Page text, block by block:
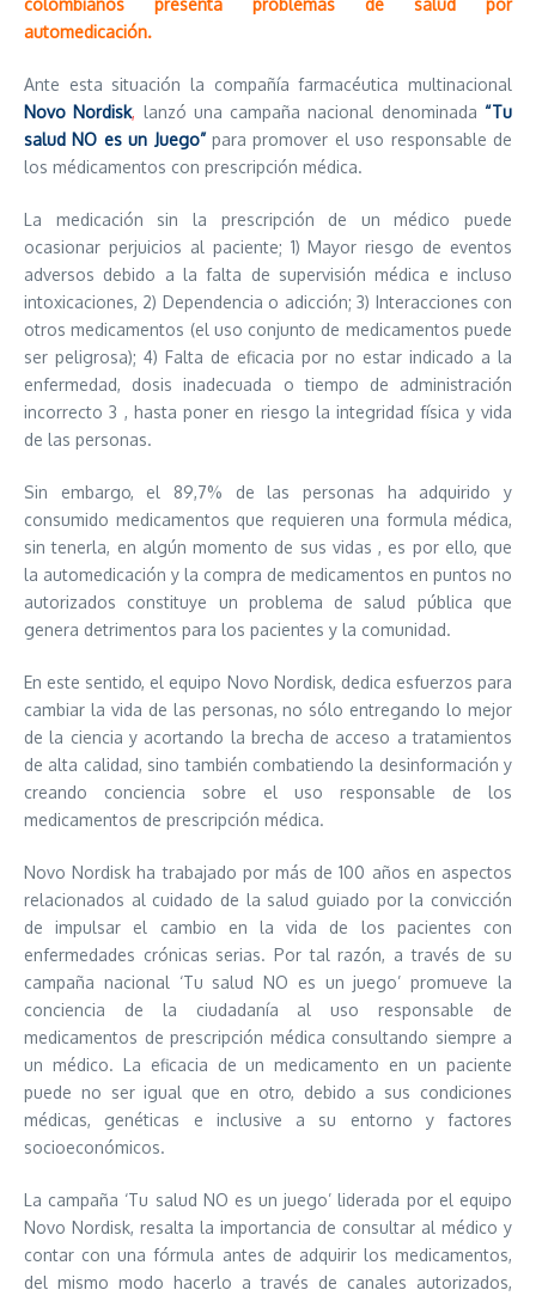
colombianos presenta problemas de salud por
automedicación.
Ante esta situación la compañía farmacéutica multinacional
Novo Nordisk, lanzó una campaña nacional denominada “Tu
salud NO es un Juego” para promover el uso responsable de
los médicamentos con prescripción médica.
La medicación sin la prescripción de un médico puede
ocasionar perjuicios al paciente; 1) Mayor riesgo de eventos
adversos debido a la falta de supervisión médica e incluso
intoxicaciones, 2) Dependencia o adicción; 3) Interacciones con
otros medicamentos (el uso conjunto de medicamentos puede
ser peligrosa); 4) Falta de eficacia por no estar indicado a la
enfermedad, dosis inadecuada o tiempo de administración
incorrecto 3 , hasta poner en riesgo la integridad física y vida
de las personas.
Sin embargo, el 89,7% de las personas ha adquirido y
consumido medicamentos que requieren una formula médica,
sin tenerla, en algún momento de sus vidas , es por ello, que
la automedicación y la compra de medicamentos en puntos no
autorizados constituye un problema de salud pública que
genera detrimentos para los pacientes y la comunidad.
En este sentido, el equipo Novo Nordisk, dedica esfuerzos para
cambiar la vida de las personas, no sólo entregando lo mejor
de la ciencia y acortando la brecha de acceso a tratamientos
de alta calidad, sino también combatiendo la desinformación y
creando conciencia sobre el uso responsable de los
medicamentos de prescripción médica.
Novo Nordisk ha trabajado por más de 100 años en aspectos
relacionados al cuidado de la salud guiado por la convicción
de impulsar el cambio en la vida de los pacientes con
enfermedades crónicas serias. Por tal razón, a través de su
campaña nacional ‘Tu salud NO es un juego’ promueve la
conciencia de la ciudadanía al uso responsable de
medicamentos de prescripción médica consultando siempre a
un médico. La eficacia de un medicamento en un paciente
puede no ser igual que en otro, debido a sus condiciones
médicas, genéticas e inclusive a su entorno y factores
socioeconómicos.
La campaña ‘Tu salud NO es un juego’ liderada por el equipo
Novo Nordisk, resalta la importancia de consultar al médico y
contar con una fórmula antes de adquirir los medicamentos,
del mismo modo hacerlo a través de canales autorizados,